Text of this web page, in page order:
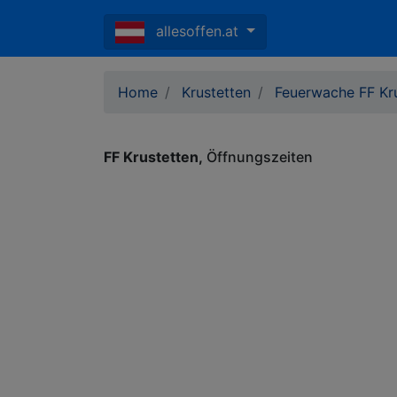
allesoffen.at
Home Krustetten Feuerwache FF
FF Krustetten Öffnungszeiten